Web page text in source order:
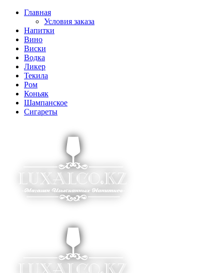
Главная
Условия заказа
Напитки
Вино
Виски
Водка
Ликер
Текила
Ром
Коньяк
Шампанское
Сигареты